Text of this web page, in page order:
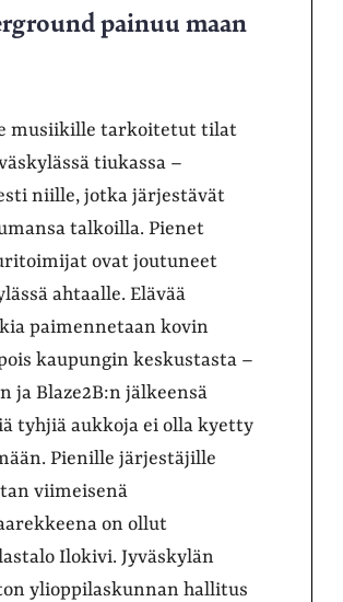
painuu maan
musiikille tarkoitetut tilat
tiukassa –
niille, jotka järjestävät
talkoilla. Pienet
ovat joutuneet
ahtaalle. Elävää
paimennetaan kovin
kaupungin keskustasta –
ja Blaze2B:n jälkeensä
tyhjiä aukkoja ei olla kyetty
Pienille järjestäjille
viimeisenä
on ollut
Ilokivi. Jyväskylän
ylioppilaskunnan hallitus